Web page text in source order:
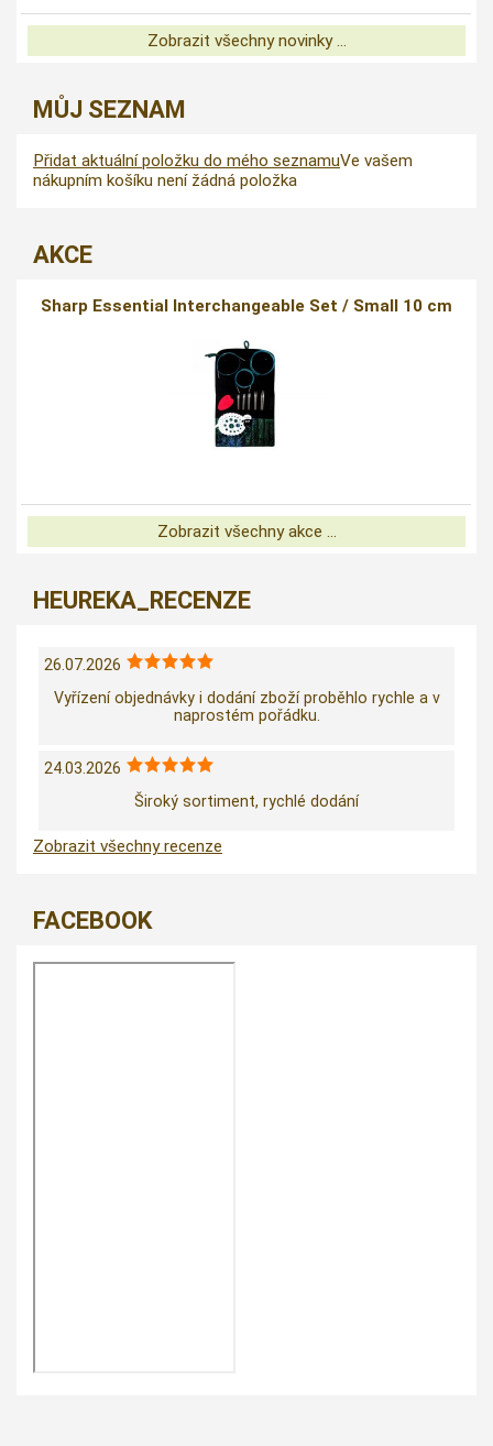
Zobrazit všechny novinky ...
MŮJ SEZNAM
Přidat aktuální položku do mého seznamuVe vašem
nákupním košíku není žádná položka
AKCE
Sharp Essential Interchangeable Set / Small 10 cm
Zobrazit všechny akce ...
HEUREKA_RECENZE
26.07.2026
Vyřízení objednávky i dodání zboží proběhlo rychle a v
naprostém pořádku.
24.03.2026
Široký sortiment, rychlé dodání
Zobrazit všechny recenze
FACEBOOK